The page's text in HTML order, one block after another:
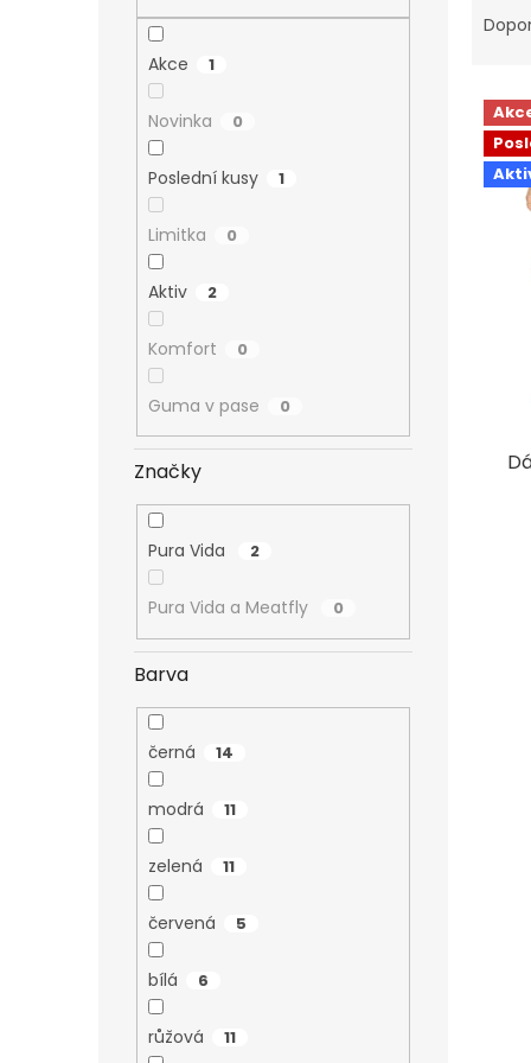
Akce 1
Novinka 0
Poslední kusy 1
Limitka 0
Aktiv 2
Komfort 0
Guma v pase 0
Značky
Pura Vida 2
Pura Vida a Meatfly 0
Barva
černá 14
modrá 11
zelená 11
červená 5
bílá 6
růžová 11
a
n
p
V
p